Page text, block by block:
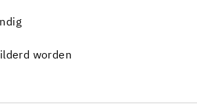
worden